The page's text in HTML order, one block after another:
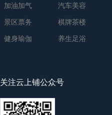
加油加气
汽车美容
景区票务
棋牌茶楼
健身瑜伽
养生足浴
关注云上铺公众号